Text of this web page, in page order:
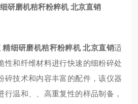
研磨机秸秆粉粹机 北京直销
细研磨机秸秆粉粹机 北京直销适
性和纤维材料进行快速的细粉碎处
碎技术和内容丰富的配件，该仪器
行温和、、高重复性的样品制备，